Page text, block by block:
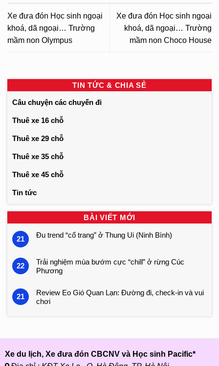
Xe đưa đón Học sinh ngoại
khoá, dã ngoại… Trường
mầm non Olympus
Xe đưa đón Học sinh ngoại
khoá, dã ngoại… Trường
mầm non Choco House
TIN TỨC & CHIA SẺ
Câu chuyện các chuyến đi
Thuê xe 16 chỗ
Thuê xe 29 chỗ
Thuê xe 35 chỗ
Thuê xe 45 chỗ
Tin tức
BÀI VIẾT MỚI
21 Đu trend “cổ trang” ở Thung Ui (Ninh Bình)
22
Trải nghiệm mùa bướm cực “chill” ở rừng Cúc
Phương
21
Review Eo Gió Quan Lạn: Đường đi, check-in và vui
chơi
Xe du lịch, Xe đưa đón CBCNV và Học sinh Pacific*